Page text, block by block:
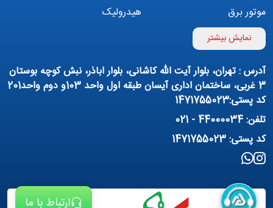
ارتباط با ما
موتور برق
هیدرولیک
اینورتر
تهویه مطبوع
پمپ هواده
پمپ وکیوم
فیلتراسیون و تصفیه
منبع آب (تانکر آب)
مواد شیمیایی
برق صنعتی
نمایش بیشتر
آدرس : تهران، بلوار آیت الله کاشانی، بلوار اباذر، نبش کوچه بوستان
3 غربی، ساختمان اداری آیسان طبقه اول واحد 103و دوم واحد201
کد پستی:1471755023
تلفن: 44000034 - 021
کد پستی: 1471755023